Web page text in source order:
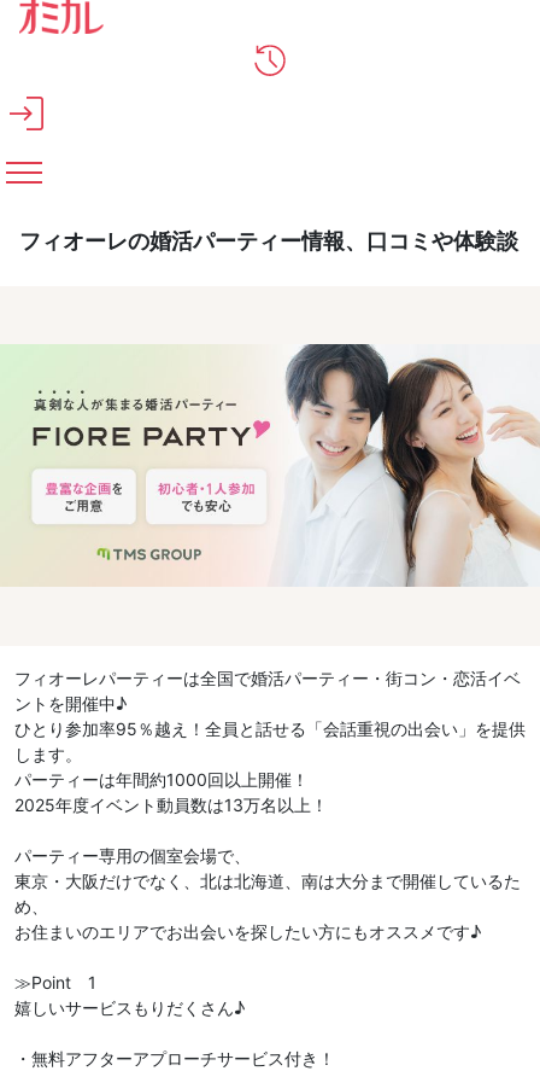
メインコンテンツへスキップ
フィオーレの婚活パーティー情報、口コミや体験談
フィオーレパーティーは全国で婚活パーティー・街コン・恋活イベ
ントを開催中♪
ひとり参加率95％越え！全員と話せる「会話重視の出会い」を提供
します。
パーティーは年間約1000回以上開催！
2025年度イベント動員数は13万名以上！
パーティー専用の個室会場で、
東京・大阪だけでなく、北は北海道、南は大分まで開催しているた
め、
お住まいのエリアでお出会いを探したい方にもオススメです♪
≫Point 1
嬉しいサービスもりだくさん♪
・無料アフターアプローチサービス付き！